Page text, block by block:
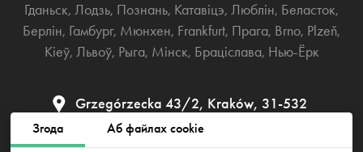
Згода Аб файлах cookie
Гданьск, Лодзь, Познань, Катавіцэ, Люблін, Беласток,
Берлін, Гамбург, Мюнхен, Frankfurt, Прага, Brno, Plzeň,
Кіеў, Львоў, Рыга, Мінск, Браціслава, Нью-Ёрк
Grzegórzecka 43/2, Kraków, 31-532
krakow@cleanwhale.pl